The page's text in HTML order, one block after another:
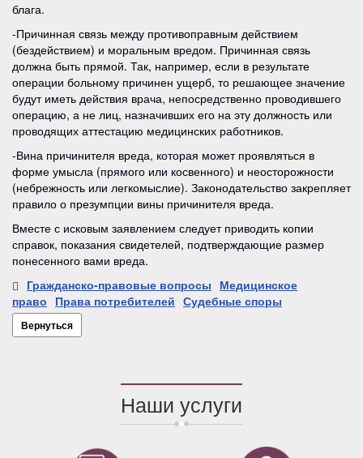
блага.
-Причинная связь между противоправным действием
(бездействием) и моральным вредом. Причинная связь
должна быть прямой. Так, например, если в результате
операции больному причинен ущерб, то решающее значение
будут иметь действия врача, непосредственно проводившего
операцию, а не лиц, назначивших его на эту должность или
проводящих аттестацию медицинских работников.
-Вина причинителя вреда, которая может проявляться в
форме умысла (прямого или косвенного) и неосторожности
(небрежность или легкомыслие). Законодательство закрепляет
правило о презумпции вины причинителя вреда.
Вместе с исковым заявлением следует приводить копии
справок, показания свидетелей, подтверждающие размер
понесенного вами вреда.
Гражданско-правовые вопросы Медицинское
право Права потребителей Судебные споры
Вернуться
Наши услуги